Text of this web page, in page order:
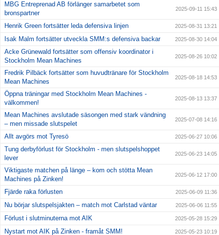
MBG Entreprenad AB förlänger samarbetet som
bronspartner
2025-09-11 15:43
Henrik Green fortsätter leda defensiva linjen 2025-08-31 13:21
Isak Malm fortsätter utveckla SMM:s defensiva backar 2025-08-30 14:04
Acke Grünewald fortsätter som offensiv koordinator i
Stockholm Mean Machines
2025-08-26 10:02
Fredrik Pilbäck fortsätter som huvudtränare för Stockholm
Mean Machines
2025-08-18 14:53
Öppna träningar med Stockholm Mean Machines -
välkommen!
2025-08-13 13:37
Mean Machines avslutade säsongen med stark vändning
– men missade slutspelet
2025-07-08 14:16
Allt avgörs mot Tyresö 2025-06-27 10:06
Tung derbyförlust för Stockholm - men slutspelshoppet
lever
2025-06-23 14:05
Viktigaste matchen på länge – kom och stötta Mean
Machines på Zinken!
2025-06-12 17:00
Fjärde raka förlusten 2025-06-09 11:36
Nu börjar slutspelsjakten – match mot Carlstad väntar 2025-06-06 11:55
Förlust i slutminuterna mot AIK 2025-05-28 15:29
Nystart mot AIK på Zinken - framåt SMM! 2025-05-23 10:19